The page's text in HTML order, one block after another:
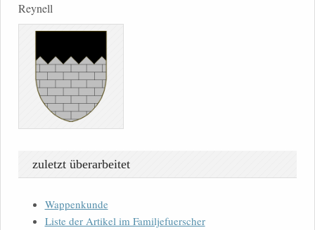
Reynell
zuletzt überarbeitet
Wappenkunde
Liste der Artikel im Familjefuerscher